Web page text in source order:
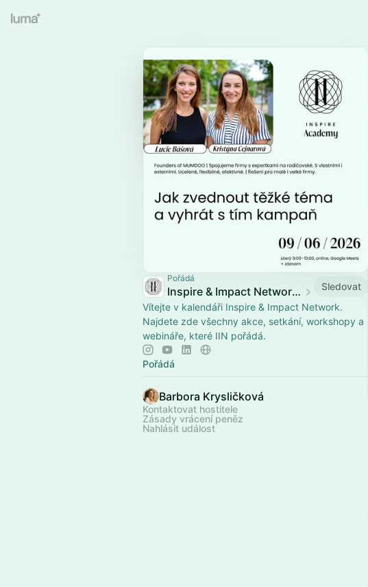
Pořádá
Inspire & Impact Network eventy
Sledovat
Vítejte v kalendáři Inspire & Impact Network.
Najdete zde všechny akce, setkání, workshopy a
webináře, které IIN pořádá.
Pořádá
Barbora Krysličková
Kontaktovat hostitele
Zásady vrácení peněz
Nahlásit událost